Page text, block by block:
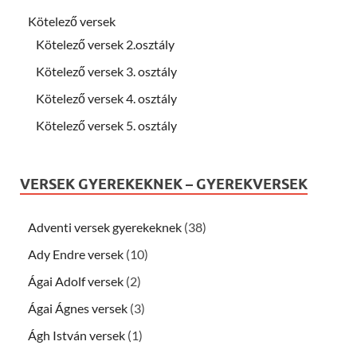
Kötelező versek
Kötelező versek 2.osztály
Kötelező versek 3. osztály
Kötelező versek 4. osztály
Kötelező versek 5. osztály
VERSEK GYEREKEKNEK – GYEREKVERSEK
Adventi versek gyerekeknek (38)
Ady Endre versek (10)
Ágai Adolf versek (2)
Ágai Ágnes versek (3)
Ágh István versek (1)